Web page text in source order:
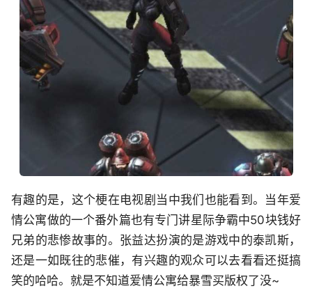
有趣的是，这个梗在电视剧当中我们也能看到。当年爱
情公寓做的一个番外篇也有专门讲星际争霸中50块钱好
兄弟的悲惨故事的。张益达扮演的是游戏中的泰凯斯，
还是一如既往的悲催，有兴趣的观众可以去看看还挺搞
笑的哈哈。就是不知道爱情公寓给暴雪买版权了没~